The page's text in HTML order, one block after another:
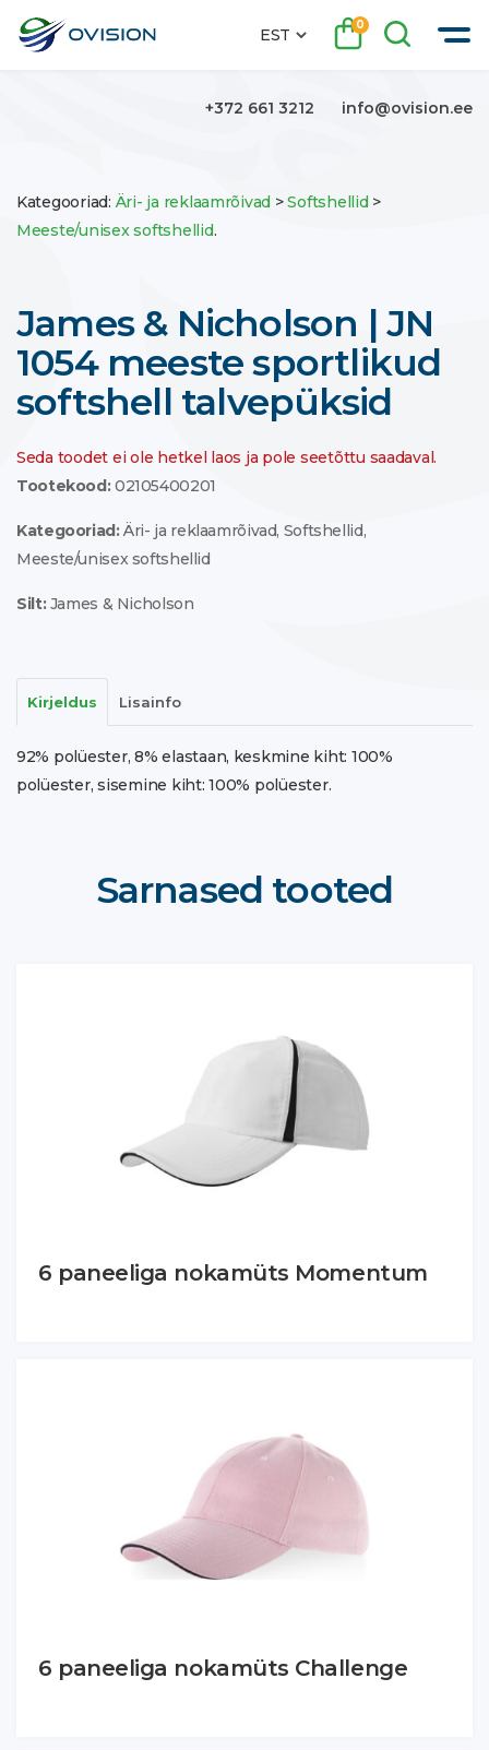
EST
0
+372 661 3212 info@ovision.ee
Kategooriad:Äri- ja reklaamrõivad >Softshellid>
Meeste/unisex softshellid.
James & Nicholson | JN
1054 meeste sportlikud
softshell talvepüksid
Seda toodet ei ole hetkel laos ja pole seetõttu saadaval.
Tootekood: 02105400201
Kategooriad:Äri- ja reklaamrõivad, Softshellid,
Meeste/unisex softshellid
Silt:James & Nicholson
Kirjeldus Lisainfo
92% polüester, 8% elastaan, keskmine kiht: 100%
polüester, sisemine kiht: 100% polüester.
Sarnased tooted
6 paneeliga nokamüts Momentum
6 paneeliga nokamüts Challenge